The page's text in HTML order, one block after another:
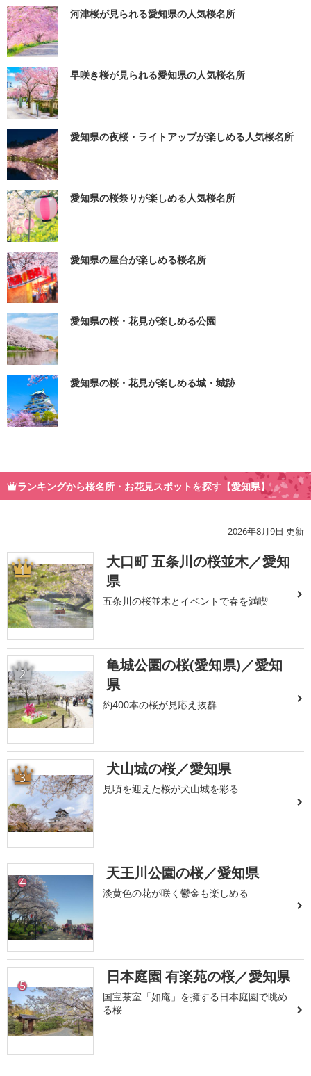
河津桜が見られる愛知県の人気桜名所
早咲き桜が見られる愛知県の人気桜名所
愛知県の夜桜・ライトアップが楽しめる人気桜名所
愛知県の桜祭りが楽しめる人気桜名所
愛知県の屋台が楽しめる桜名所
愛知県の桜・花見が楽しめる公園
愛知県の桜・花見が楽しめる城・城跡
ランキングから桜名所・お花見スポットを探す【愛知県】
2026年8月9日 更新
1
大口町 五条川の桜並木／愛知
県
五条川の桜並木とイベントで春を満喫
2
亀城公園の桜(愛知県)／愛知
県
約400本の桜が見応え抜群
3 犬山城の桜／愛知県
見頃を迎えた桜が犬山城を彩る
4 天王川公園の桜／愛知県
淡黄色の花が咲く鬱金も楽しめる
5 日本庭園 有楽苑の桜／愛知県
国宝茶室「如庵」を擁する日本庭園で眺め
る桜